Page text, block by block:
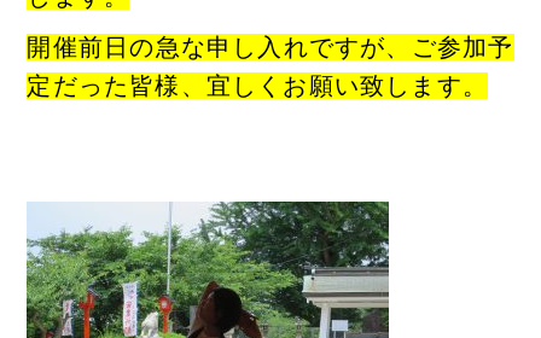
開催前日の急な申し入れですが、ご参加予
定だった皆様、宜しくお願い致します。